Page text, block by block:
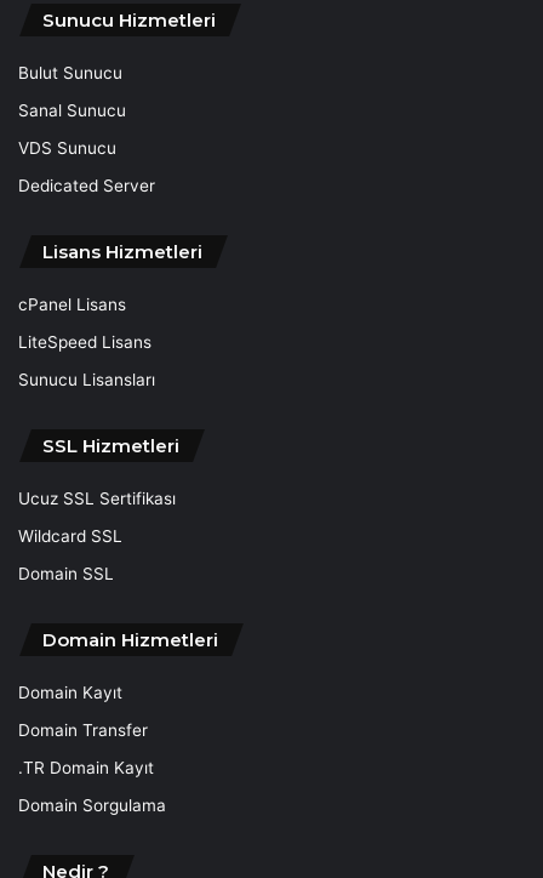
Sunucu Hizmetleri
Bulut Sunucu
Sanal Sunucu
VDS Sunucu
Dedicated Server
Lisans Hizmetleri
cPanel Lisans
LiteSpeed Lisans
Sunucu Lisansları
SSL Hizmetleri
Ucuz SSL Sertifikası
Wildcard SSL
Domain SSL
Domain Hizmetleri
Domain Kayıt
Domain Transfer
.TR Domain Kayıt
Domain Sorgulama
Nedir ?